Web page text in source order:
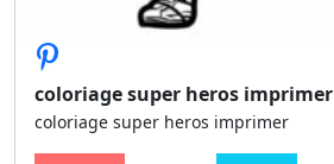
coloriage super heros imprimer
coloriage super heros imprimer